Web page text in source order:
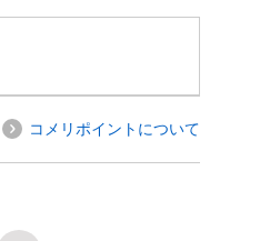
コメリポイントについて